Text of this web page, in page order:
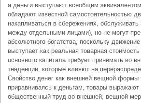
а деньги выступают всеобщим
обладают известной самостоятельностью
накапливаться в сбережениях,
между отдельными лицами), но не могут
абсолютного богатства, поскольку
выступает как реальная товарная
основного капитала требует принимать во
тенденции, которые влияют на
Свойство денег как внешней вещной формы
приравниваясь к деньгам, товары
общественный труд во внешней, вещной